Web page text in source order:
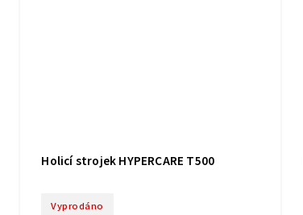
Holicí strojek HYPERCARE T500
Vyprodáno